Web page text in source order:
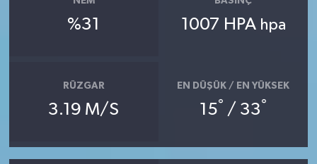
%31 1007 HPA hpa
RÜZGAR
3.19 M/S
EN DÜŞÜK / EN YÜKSEK
15° / 33°